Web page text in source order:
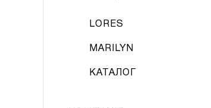
LORES
MARILYN
КАТАЛОГ